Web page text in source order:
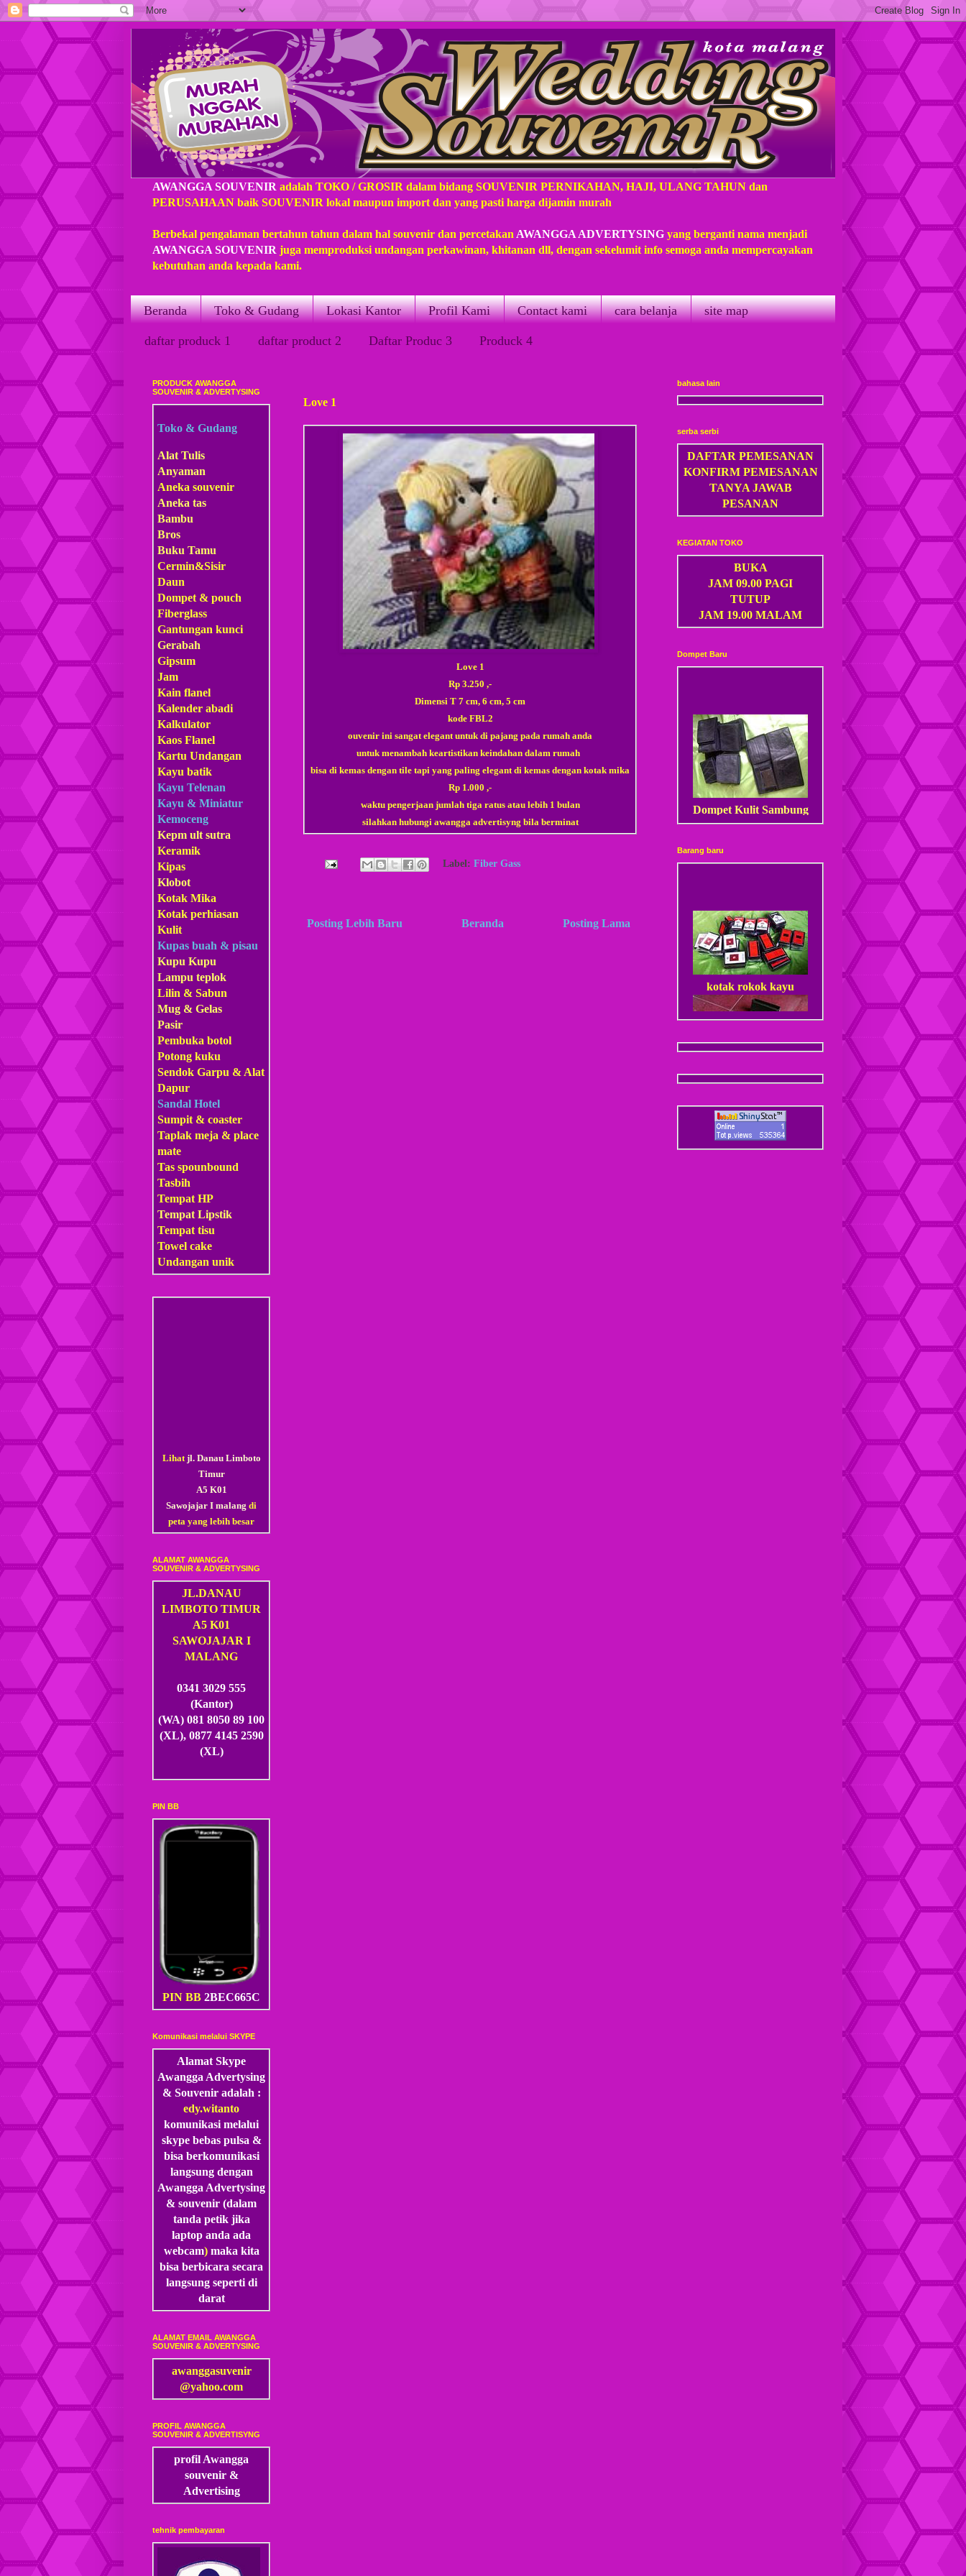
AWANGGA SOUVENIR adalah TOKO / GROSIR dalam bidang SOUVENIR PERNIKAHAN, HAJI, ULANG TAHUN dan
PERUSAHAAN baik SOUVENIR lokal maupun import dan yang pasti harga dijamin murah
Berbekal pengalaman bertahun tahun dalam hal souvenir dan percetakan AWANGGA ADVERTYSING yang berganti nama menjadi
AWANGGA SOUVENIR juga memproduksi undangan perkawinan, khitanan dll, dengan sekelumit info semoga anda mempercayakan
kebutuhan anda kepada kami.
Beranda Toko & Gudang Lokasi Kantor Profil Kami Contact kami cara belanja site map
daftar produck 1 daftar product 2 Daftar Produc 3 Produck 4
Love 1
Love 1
Rp 3.250 ,-
Dimensi T 7 cm, 6 cm, 5 cm
kode FBL2
ouvenir ini sangat elegant untuk di pajang pada rumah anda
untuk menambah keartistikan keindahan dalam rumah
bisa di kemas dengan tile tapi yang paling elegant di kemas dengan kotak mika
Rp 1.000 ,-
waktu pengerjaan jumlah tiga ratus atau lebih 1 bulan
silahkan hubungi awangga advertisyng bila berminat
Label: Fiber Gass
Posting Lebih Baru Posting Lama
Beranda
PRODUCK AWANGGA
SOUVENIR & ADVERTYSING
Toko & Gudang
Alat Tulis
Anyaman
Aneka souvenir
Aneka tas
Bambu
Bros
Buku Tamu
Cermin&Sisir
Daun
Dompet & pouch
Fiberglass
Gantungan kunci
Gerabah
Gipsum
Jam
Kain flanel
Kalender abadi
Kalkulator
Kaos Flanel
Kartu Undangan
Kayu batik
Kayu Telenan
Kayu & Miniatur
Kemoceng
Kepm ult sutra
Keramik
Kipas
Klobot
Kotak Mika
Kotak perhiasan
Kulit
Kupas buah & pisau
Kupu Kupu
Lampu teplok
Lilin & Sabun
Mug & Gelas
Pasir
Pembuka botol
Potong kuku
Sendok Garpu & Alat
Dapur
Sandal Hotel
Sumpit & coaster
Taplak meja & place
mate
Tas spounbound
Tasbih
Tempat HP
Tempat Lipstik
Tempat tisu
Towel cake
Undangan unik
Lihatjl. Danau Limboto
Timur
A5 K01
Sawojajar I malang di
peta yang lebih besar
ALAMAT AWANGGA
SOUVENIR & ADVERTYSING
JL.DANAU
LIMBOTO TIMUR
A5 K01
SAWOJAJAR I
MALANG
0341 3029 555
(Kantor)
(WA) 081 8050 89 100
(XL), 0877 4145 2590
(XL)
PIN BB
PIN BB 2BEC665C
Komunikasi melalui SKYPE
Alamat Skype
Awangga Advertysing
& Souvenir adalah :
edy.witanto
komunikasi melalui
skype bebas pulsa &
bisa berkomunikasi
langsung dengan
Awangga Advertysing
& souvenir (dalam
tanda petik jika
laptop anda ada
webcam) maka kita
bisa berbicara secara
langsung seperti di
darat
ALAMAT EMAIL AWANGGA
SOUVENIR & ADVERTYSING
awanggasuvenir
@yahoo.com
PROFIL AWANGGA
SOUVENIR & ADVERTISYNG
profil Awangga
souvenir &
Advertising
tehnik pembayaran
bahasa lain
serba serbi
DAFTAR PEMESANAN
KONFIRM PEMESANAN
TANYA JAWAB
PESANAN
KEGIATAN TOKO
BUKA
JAM 09.00 PAGI
TUTUP
JAM 19.00 MALAM
Dompet Baru
Dompet Kulit Sambung
Dompet Kulit Pria Jantan
Dompet kulit Cewek
Barang baru
kotak rokok kayu
Kulit